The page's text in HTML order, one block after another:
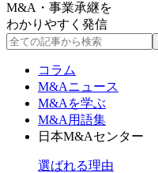
M&A・事業承継を
わかりやすく発信
コラム
M&Aニュース
M&Aを学ぶ
M&A用語集
日本M&Aセンター
選ばれる理由